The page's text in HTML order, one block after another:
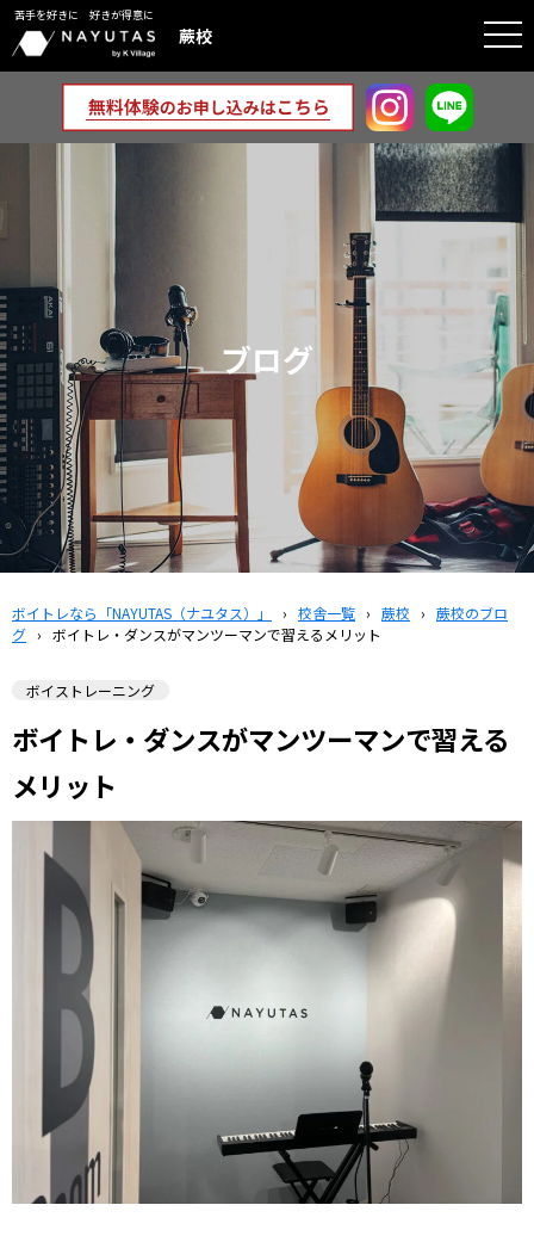
苦手を好きに 好きが得意に
蕨校
ブログ
ボイトレなら「NAYUTAS（ナユタス）」 › 校舎一覧 › 蕨校 › 蕨校のブロ
グ › ボイトレ・ダンスがマンツーマンで習えるメリット
ボイストレーニング
ボイトレ・ダンスがマンツーマンで習える
メリット